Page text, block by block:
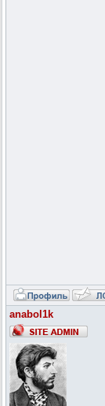
anabol1k